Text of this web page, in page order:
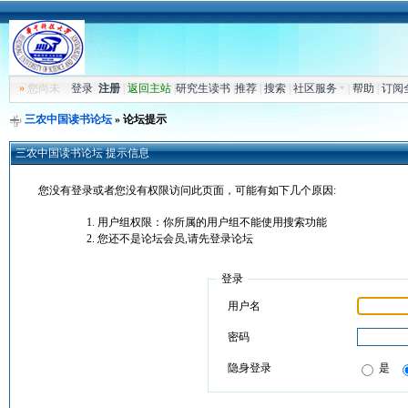
»您尚未 登录 注册| 返回主站| 研究生读书| 推荐| 搜索| 社区服务 帮助 订阅
三农中国读书论坛» 论坛提示
三农中国读书论坛 提示信息
您没有登录或者您没有权限访问此页面，可能有如下几个原因:
用户组权限：你所属的用户组不能使用搜索功能
您还不是论坛会员,请先登录论坛
登录
用户名
密码
隐身登录 是